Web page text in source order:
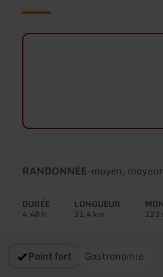
Type
circuit:
RANDONNÉE-Difficulté:
moyen,
DURÉE
4:48 h
LONGUEUR
21,4 km 123
Point fort Gastronomie